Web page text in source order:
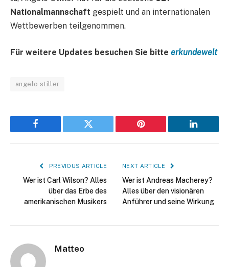
Nationalmannschaft gespielt und an internationalen
Wettbewerben teilgenommen.
Für weitere Updates besuchen Sie bitte erkundewelt
angelo stiller
Facebook Twitter Pinterest LinkedIn
PREVIOUS ARTICLE
Wer ist Carl Wilson? Alles
über das Erbe des
amerikanischen Musikers
NEXT ARTICLE
Wer ist Andreas Macherey?
Alles über den visionären
Anführer und seine Wirkung
Matteo